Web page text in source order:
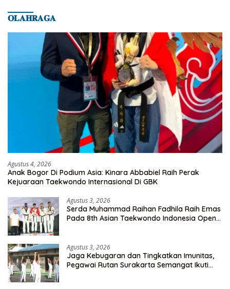
𝐎𝐋𝐀𝐇𝐑𝐀𝐆𝐀
Agustus 4, 2026
Anak Bogor Di Podium Asia: Kinara Abbabiel Raih Perak
Kejuaraan Taekwondo Internasional Di GBK
Agustus 3, 2026
Serda Muhammad Raihan Fadhila Raih Emas
Pada 8th Asian Taekwondo Indonesia Open
Agustus 3, 2026
Jaga Kebugaran dan Tingkatkan Imunitas,
Pegawai Rutan Surakarta Semangat Ikuti